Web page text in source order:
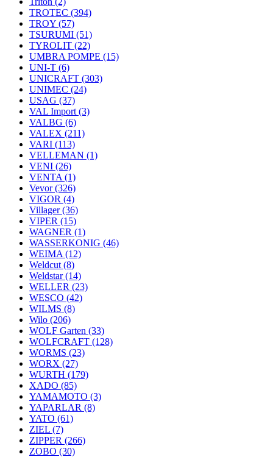
TROTEC (394)
TROY (57)
TSURUMI (51)
TYROLIT (22)
UMBRA POMPE (15)
UNI-T (6)
UNICRAFT (303)
UNIMEC (24)
USAG (37)
VAL Import (3)
VALBG (6)
VALEX (211)
VARI (113)
VELLEMAN (1)
VENI (26)
VENTA (1)
Vevor(326)
VIGOR (4)
Villager(36)
VIPER (15)
WAGNER (1)
WASSERKONIG (46)
WEIMA (12)
Weldcut (8)
Weldstar(14)
WELLER (23)
WESCO (42)
WILMS (8)
Wilo (206)
WOLF Garten (33)
WOLFCRAFT (128)
WORMS (23)
WORX (27)
WURTH (179)
XADO (85)
YAMAMOTO (3)
YAPARLAR (8)
YATO (61)
ZIEL (7)
ZIPPER (266)
ZOBO (30)